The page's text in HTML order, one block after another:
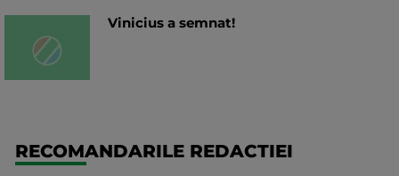
Vinicius a semnat!
RECOMANDARILE REDACTIEI